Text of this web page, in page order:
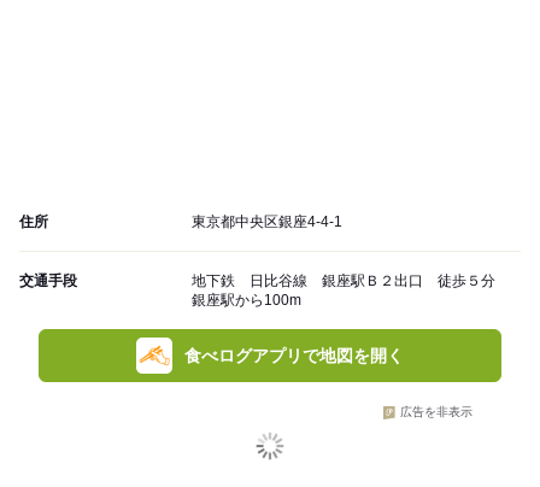
住所 東京都中央区銀座4-4-1
交通手段
地下鉄 日比谷線 銀座駅Ｂ２出口 徒歩５分
銀座駅から100m
食べログアプリで地図を開く
広告を非表示